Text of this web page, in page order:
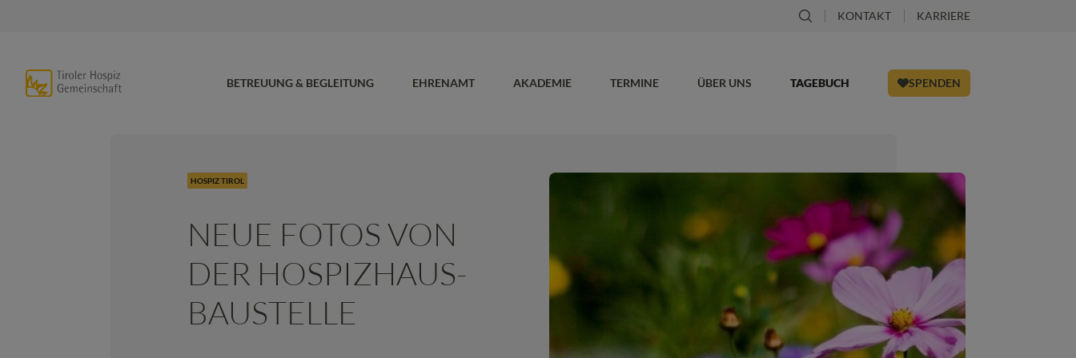
KONTAKT KARRIERE
BETREUUNG & BEGLEITUNG EHRENAMT AKADEMIE TERMINE ÜBER UNS TAGEBUCH SPENDEN
HOSPIZ TIROL
NEUE FOTOS VON
DER HOSPIZHAUS-
BAUSTELLE